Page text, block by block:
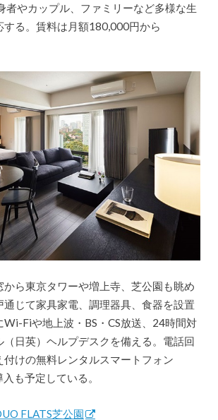
者やカップル、ファミリーなど多様な生
する。賃料は月額180,000円から
から東京タワーや増上寺、芝公園も眺め
通じて家具家電、調理器具、食器を設置
Wi-Fiや地上波・BS・CS放送、24時間対
（日英）ヘルプデスクを備える。電話回
付けの無料レンタルスマートフォン
入も予定している。
FLATS芝公園